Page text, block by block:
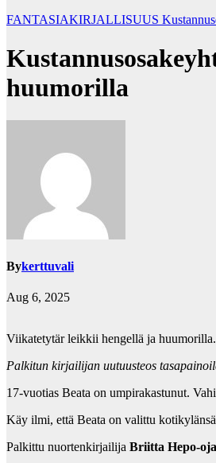
FANTASIAKIRJALLISUUS
huumorilla
Bykerttuvali
Aug 6, 2025
Viikatetytär leikkii hengellä ja huumorilla.
Palkitun kirjailijan uutuusteos
17-vuotias Beata on umpirakastunut.
Käy ilmi, että Beata on valittu
Palkittu nuortenkirjailija Briitta Hepo-oja